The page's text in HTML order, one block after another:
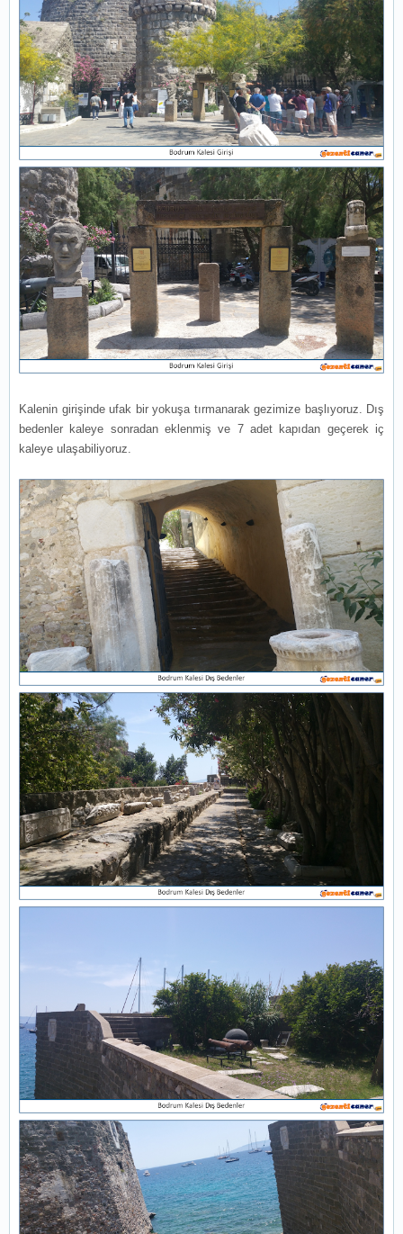
Kalenin girişinde ufak bir yokuşa tırmanarak gezimize başlıyoruz. Dış
bedenler kaleye sonradan eklenmiş ve 7 adet kapıdan geçerek iç
kaleye ulaşabiliyoruz.